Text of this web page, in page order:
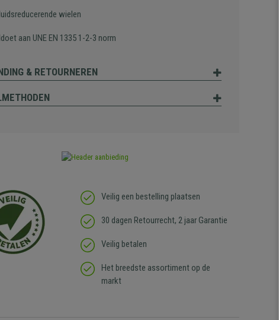
wielen
aan UNE EN 1335 1-2-3 norm
& RETOURNEREN
Veilig een bestelling plaatsen
30 dagen Retourrecht, 2 jaar Garantie
Veilig betalen
Het breedste assortiment op de
markt